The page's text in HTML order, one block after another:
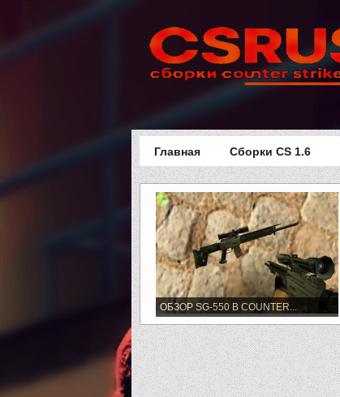
Главная Сборки CS 1.6
ОБЗОР SG-550 В COUNTER...